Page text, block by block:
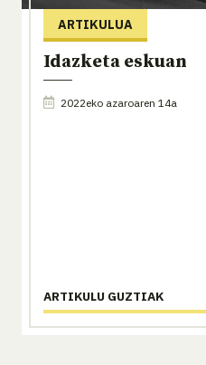
ARTIKULUA
Idazketa eskuan
2022eko azaroaren 14a
ARTIKULU GUZTIAK